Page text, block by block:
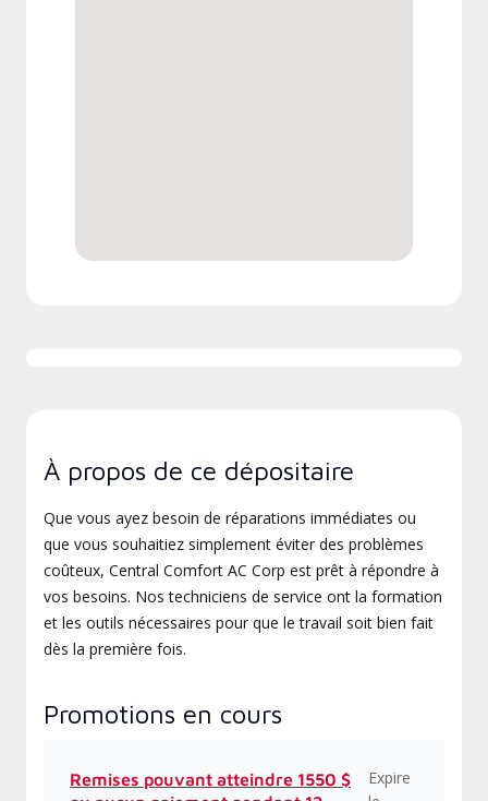
À propos de ce dépositaire
Que vous ayez besoin de réparations immédiates ou
que vous souhaitiez simplement éviter des problèmes
coûteux, Central Comfort AC Corp est prêt à répondre à
vos besoins. Nos techniciens de service ont la formation
et les outils nécessaires pour que le travail soit bien fait
dès la première fois.
Promotions en cours
Remises pouvant atteindre 1550 $
Expire